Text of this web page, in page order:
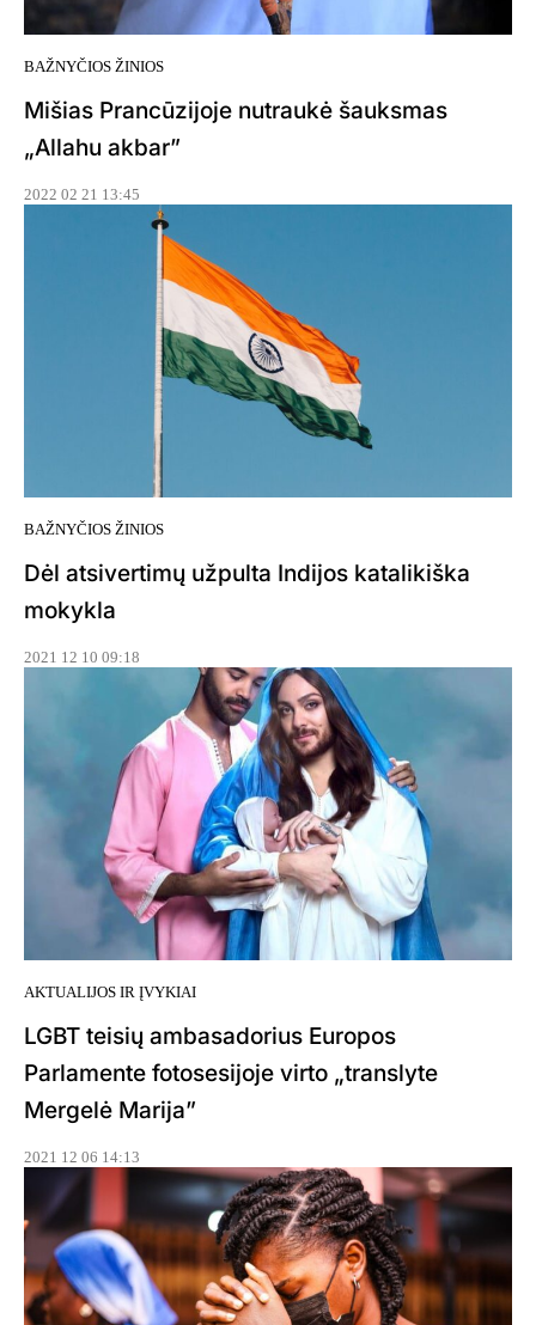
BAŽNYČIOS ŽINIOS
Mišias Prancūzijoje nutraukė šauksmas
„Allahu akbar”
2022 02 21 13:45
BAŽNYČIOS ŽINIOS
Dėl atsivertimų užpulta Indijos katalikiška
mokykla
2021 12 10 09:18
AKTUALIJOS IR ĮVYKIAI
LGBT teisių ambasadorius Europos
Parlamente fotosesijoje virto „translyte
Mergelė Marija”
2021 12 06 14:13